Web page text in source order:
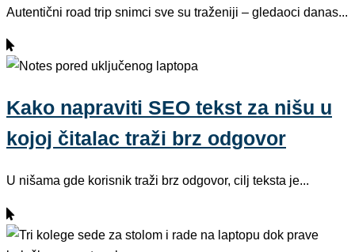
Autentični road trip snimci sve su traženiji – gledaoci danas...
Kako napraviti SEO tekst za nišu u
kojoj čitalac traži brz odgovor
U nišama gde korisnik traži brz odgovor, cilj teksta je...